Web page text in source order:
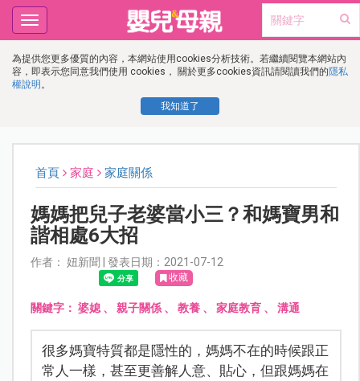
為提供您更多優質的內容，本網站使用cookies分析技術。若繼續閱覽本網站內
容，即表示您同意我們使用 cookies， 關於更多cookies資訊請閱讀我們的隱私
權說明 。
我知道了
Toggle
navigation
首頁 家庭 家庭關係
媽媽把兒子老婆當小三？和媽寶男和
諧相處6大招
作者： 妞新聞 | 發表日期：2021-07-12
收藏
關鍵字： 婆媳、 親子關係、 教養、 家庭教育、 溝通
很多媽寶特質都是隱性的，媽媽不在的時候跟正
常人一樣，甚至更善解人意、貼心，但跟媽媽在